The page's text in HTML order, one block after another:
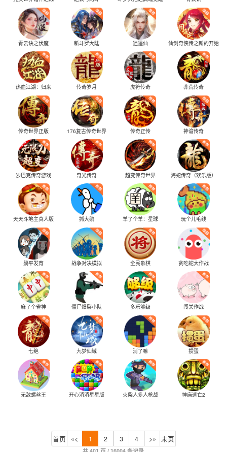
青云诀之伏魔 新斗罗大陆 逍遥仙 仙剑奇侠传之新的开始
热血江湖：归来 传奇岁月 虎符传奇 莽荒传奇
传奇世界正版 176复古传奇世界 传奇正传 神谕传奇
沙巴克传奇游戏 奇光传奇 超变传奇世界 海蛇传奇（欢乐版）
天天斗地主真人版 抓大鹅 羊了个羊：星球 玩个儿毛线
躺平发育 战争对决模拟 全民象棋 贪吃蛇大作战
麻了个雀神 僵尸爆裂小队 多乐够级 闯关作战
七绝 九梦仙域 消了嘛 掼蛋
无敌螺丝王 开心消消星星版 火柴人多人枪战 神庙逃亡2